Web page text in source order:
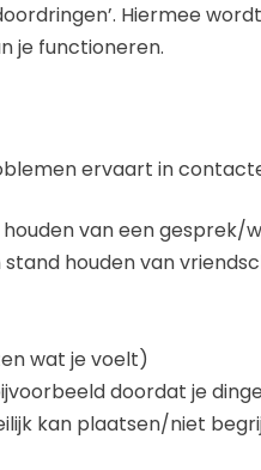
Hiermee
je functioneren.
ervaart in
van een
houden van
wat je voelt)
doordat je
kan plaatsen/niet